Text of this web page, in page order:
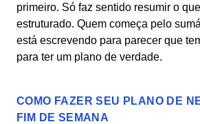
primeiro. Só faz sentido resumir o
estruturado. Quem começa pelo
está escrevendo para parecer que
para ter um plano de verdade.
COMO FAZER SEU PLANO DE
FIM DE SEMANA